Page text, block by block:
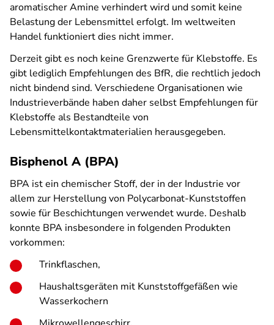
aromatischer Amine verhindert wird und somit keine
Belastung der Lebensmittel erfolgt. Im weltweiten
Handel funktioniert dies nicht immer.
Derzeit gibt es noch keine Grenzwerte für Klebstoffe. Es
gibt lediglich Empfehlungen des BfR, die rechtlich jedoch
nicht bindend sind. Verschiedene Organisationen wie
Industrieverbände haben daher selbst Empfehlungen für
Klebstoffe als Bestandteile von
Lebensmittelkontaktmaterialien herausgegeben.
Bisphenol A (BPA)
BPA ist ein chemischer Stoff, der in der Industrie vor
allem zur Herstellung von Polycarbonat-Kunststoffen
sowie für Beschichtungen verwendet wurde. Deshalb
konnte BPA insbesondere in folgenden Produkten
vorkommen:
Trinkflaschen,
Haushaltsgeräten mit Kunststoffgefäßen wie
Wasserkochern